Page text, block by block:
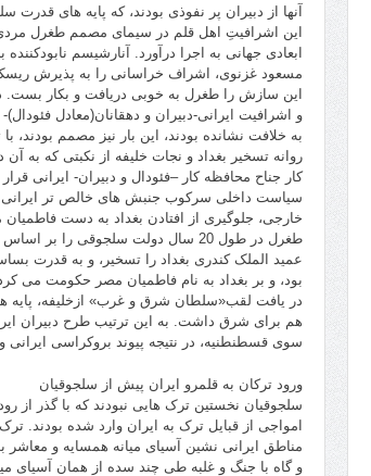
آنها از دبیران پر نفوذی بودند، که پایه های قدرت
این اشرافیتِ اهل قلم در سیمای مصمم طغرل مردی
ابعادی جهانی به اجرا درآورد. آنارشیسم
مسعود غزنوی، اشراف خراسانی را به پذیرش
این سازش را طغرل به خوبی دریافت و بکار بست.
و اشرافیت ایرانی-دبیران و دهقانان(معادل
به خلافت نشانده بودند، این بار نیز مصمم
روانه تسخیر بغداد و نجات خلیفه از نکبتی که به
کار جناح محافظه کار –فئودال و دبیران- ایرانی
سیاست داخلی سرکوب جنبش های خالص تر
خارجی، جلوگیری از افتادن بغداد به دست فاطمیان
طغرل در طول 20 سال دولت سلجوقی
عمید الملک کندری بغداد را تسخیر، و به قدرت
بود، و بر بغداد به نام فاطمیان مصر حکومت می
در یافت لقب«سلطان شرق و غرب» ازخلیفه، پایه
هم برای شرق داشت. به این ترتیب طرح دبیران
سوی قسطنطنیه، در نتیجه پیوند بروکراسی
ورود ترکان به قلمرو ایران پیش از سلجوقیان
سلجوقیان نخستین ترک هایی نبودند که با گذر از
امواجی از قبایل ترک به ایران وارد شده بودند.
مناطق ایرانی نشین آسیای میانه همسایه و معاشر
و گاه با جنگ و غلبه طی چند سده از همان آسیای